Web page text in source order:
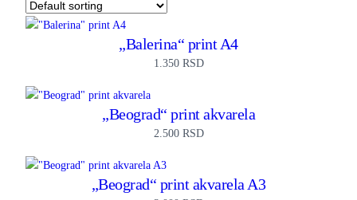
„Balerina“ print A4
1.350 RSD
„Beograd“ print akvarela
2.500 RSD
„Beograd“ print akvarela A3